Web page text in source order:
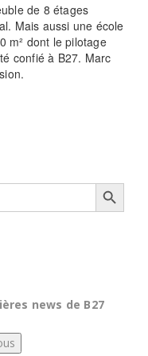
de 8 étages
Mais aussi une école
m² dont le pilotage
confié à B27. Marc
Search Button
news de B27